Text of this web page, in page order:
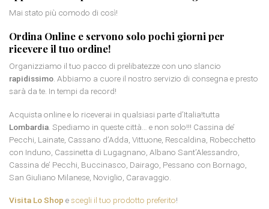
Mai stato più comodo di così!
Ordina Online e servono solo pochi giorni per
ricevere il tuo ordine!
Organizziamo il tuo pacco di prelibatezze con uno slancio
rapidissimo . Abbiamo a cuore il nostro servizio di consegna e presto
sarà da te. In tempi da record!
Acquista online e lo riceverai in qualsiasi parte d’Italia!tutta
Lombardia . Spediamo in queste città… e non solo!!! Cassina de’
Pecchi, Lainate, Cassano d’Adda, Vittuone, Rescaldina, Robecchetto
con Induno, Cassinetta di Lugagnano, Albano Sant’Alessandro,
Cassina de’ Pecchi, Buccinasco, Dairago, Pessano con Bornago,
San Giuliano Milanese, Noviglio, Caravaggio.
Visita Lo Shop escegli il tuo prodotto preferito!